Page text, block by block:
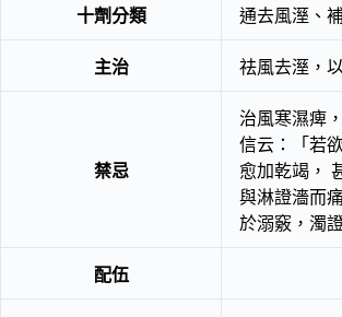
十劑分類 通去風溼、
主治 祛風去溼，
禁忌
治風寒濕痺
信云：「若
愈加乾竭，
與淋證濇而
於溺竅，濁
配伍